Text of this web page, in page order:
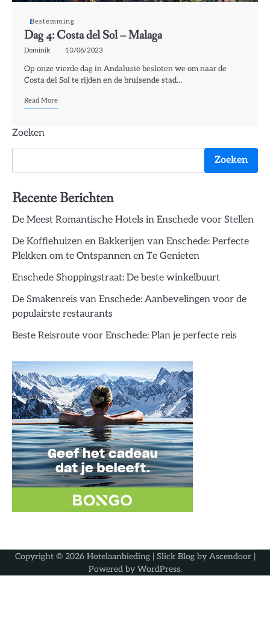
Bestemming
Dag 4: Costa del Sol – Malaga
Dominik 13/06/2023
Op onze vierde dag in Andalusië besloten we om naar de
Costa del Sol te rijden en de bruisende stad…
Read More
Zoeken
Zoeken
Recente Berichten
De Meest Romantische Hotels in Enschede voor Stellen
De Koffiehuizen en Bakkerijen van Enschede: Perfecte
Plekken om te Ontspannen en Te Genieten
Enschede Shoppingstraat: De beste winkelbuurt
De Smakenreis van Enschede: Aanbevelingen voor de
populairste restaurants
Beste Reisroute voor Enschede: Plan je perfecte reis
Copyright © 2026 Hotelaanbieding| Slick Blog by Ascendoor|
Powered by WordPress.